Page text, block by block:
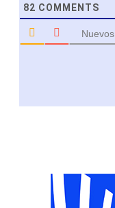
82 COMMENTS
Nuevos